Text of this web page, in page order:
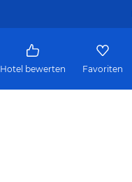
Hotel bewerten Favoriten